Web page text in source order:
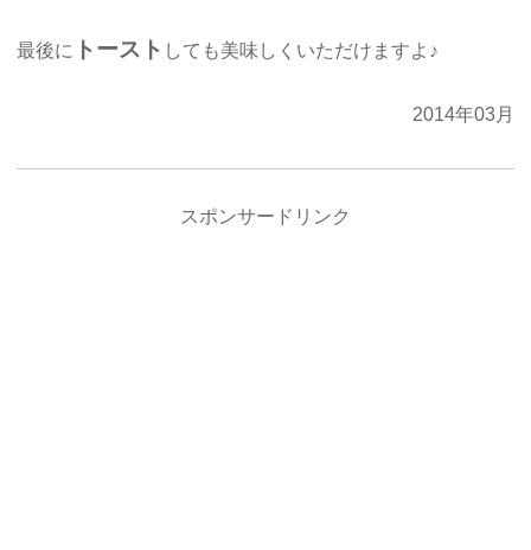
最後に トースト しても美味しくいただけますよ♪
2014年03月
スポンサードリンク